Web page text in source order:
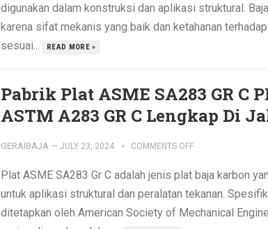
digunakan dalam konstruksi dan aplikasi struktural.
karena sifat mekanis yang baik dan ketahanan
sesuai...
READ MORE »
Pabrik Plat ASME SA283 GR C
ASTM A283 GR C Lengkap Di
GERAIBAJA — JULY 23, 2024 COMMENTS OFF
Plat ASME SA283 Gr C adalah jenis plat baja karbon
untuk aplikasi struktural dan peralatan tekanan.
ditetapkan oleh American Society of Mechanical